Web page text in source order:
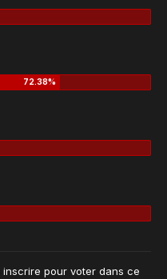
inscrire pour voter dans ce